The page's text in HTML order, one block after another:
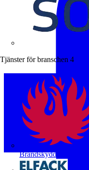
Tjänster för branschen 4
Brandskyddsföreningen